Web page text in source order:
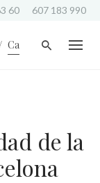
60 607 183 990
Ca
de la